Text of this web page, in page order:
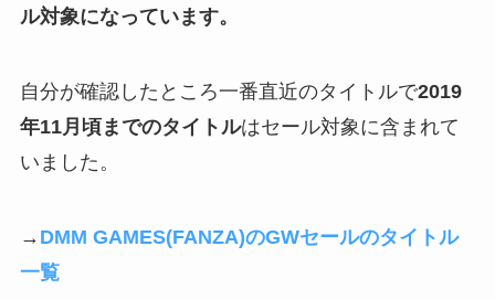
ル対象になっています。
自分が確認したところ一番直近のタイトルで2019
年11月頃までのタイトルはセール対象に含まれて
いました。
→ DMM GAMES(FANZA)のGWセールのタイトル
一覧